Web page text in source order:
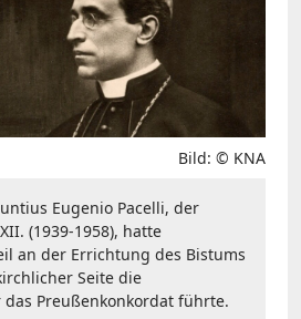
Bild: © KNA
Eugenio Pacelli, der
(1939-1958), hatte
an der Errichtung des Bistums
Seite die
Preußenkonkordat führte.